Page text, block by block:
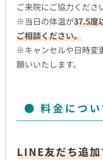
ご来院にご協力くださ
※当日の体温が37.5度
ご相談ください。
※キャンセルや日時変
願いいたします。
料金につい
LINE友だち追